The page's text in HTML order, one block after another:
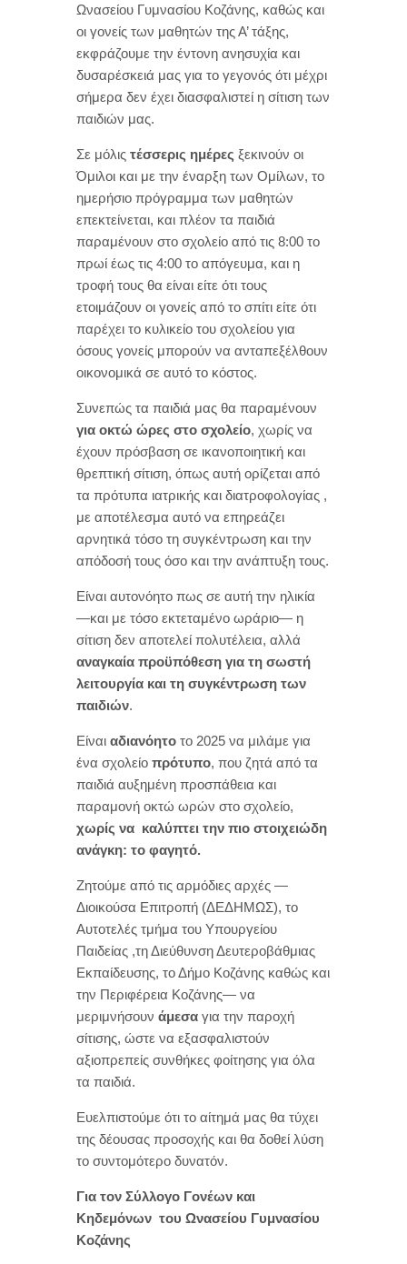
Ωνασείου Γυμνασίου Κοζάνης, καθώς και
οι γονείς των μαθητών της Α’ τάξης,
εκφράζουμε την έντονη ανησυχία και
δυσαρέσκειά μας για το γεγονός ότι μέχρι
σήμερα δεν έχει διασφαλιστεί η σίτιση των
παιδιών μας.
Σε μόλις τέσσερις ημέρες ξεκινούν οι
Όμιλοι και με την έναρξη των Ομίλων, το
ημερήσιο πρόγραμμα των μαθητών
επεκτείνεται, και πλέον τα παιδιά
παραμένουν στο σχολείο από τις 8:00 το
πρωί έως τις 4:00 το απόγευμα, και η
τροφή τους θα είναι είτε ότι τους
ετοιμάζουν οι γονείς από το σπίτι είτε ότι
παρέχει το κυλικείο του σχολείου για
όσους γονείς μπορούν να ανταπεξέλθουν
οικονομικά σε αυτό το κόστος.
Συνεπώς τα παιδιά μας θα παραμένουν
για οκτώ ώρες στο σχολείο, χωρίς να
έχουν πρόσβαση σε ικανοποιητική και
θρεπτική σίτιση, όπως αυτή ορίζεται από
τα πρότυπα ιατρικής και διατροφολογίας ,
με αποτέλεσμα αυτό να επηρεάζει
αρνητικά τόσο τη συγκέντρωση και την
απόδοσή τους όσο και την ανάπτυξη τους.
Είναι αυτονόητο πως σε αυτή την ηλικία
—και με τόσο εκτεταμένο ωράριο— η
σίτιση δεν αποτελεί πολυτέλεια, αλλά
αναγκαία προϋπόθεση για τη σωστή
λειτουργία και τη συγκέντρωση των
παιδιών.
Είναι αδιανόητο το 2025 να μιλάμε για
ένα σχολείο πρότυπο, που ζητά από τα
παιδιά αυξημένη προσπάθεια και
παραμονή οκτώ ωρών στο σχολείο,
χωρίς να καλύπτει την πιο στοιχειώδη
ανάγκη: το φαγητό.
Ζητούμε από τις αρμόδιες αρχές —
Διοικούσα Επιτροπή (ΔΕΔΗΜΩΣ), το
Αυτοτελές τμήμα του Υπουργείου
Παιδείας ,τη Διεύθυνση Δευτεροβάθμιας
Εκπαίδευσης, το Δήμο Κοζάνης καθώς και
την Περιφέρεια Κοζάνης— να
μεριμνήσουν άμεσα για την παροχή
σίτισης, ώστε να εξασφαλιστούν
αξιοπρεπείς συνθήκες φοίτησης για όλα
τα παιδιά.
Ευελπιστούμε ότι το αίτημά μας θα τύχει
της δέουσας προσοχής και θα δοθεί λύση
το συντομότερο δυνατόν.
Για τον Σύλλογο Γονέων και
Κηδεμόνων του Ωνασείου Γυμνασίου
Κοζάνης